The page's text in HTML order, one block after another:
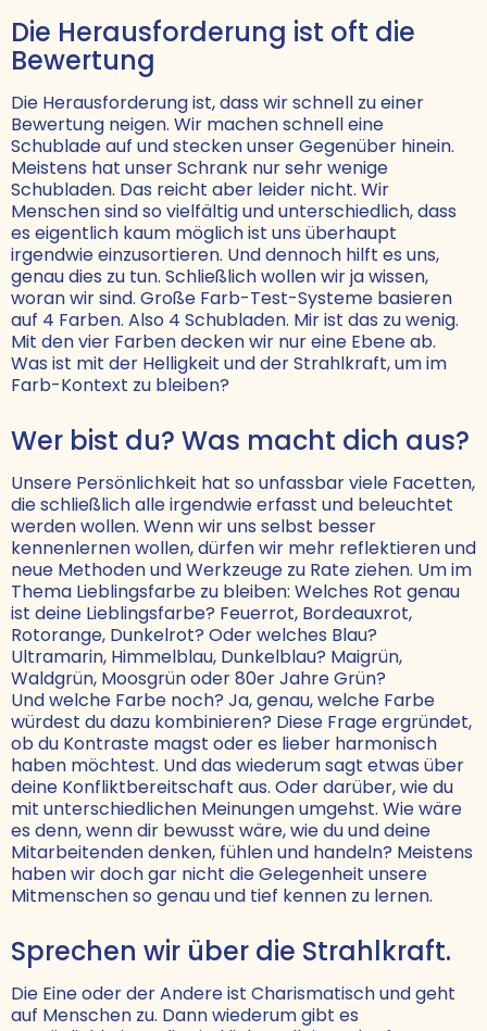
Die Herausforderung ist oft die
Bewertung
Die Herausforderung ist, dass wir schnell zu einer
Bewertung neigen. Wir machen schnell eine
Schublade auf und stecken unser Gegenüber hinein.
Meistens hat unser Schrank nur sehr wenige
Schubladen. Das reicht aber leider nicht. Wir
Menschen sind so vielfältig und unterschiedlich, dass
es eigentlich kaum möglich ist uns überhaupt
irgendwie einzusortieren. Und dennoch hilft es uns,
genau dies zu tun. Schließlich wollen wir ja wissen,
woran wir sind. Große Farb-Test-Systeme basieren
auf 4 Farben. Also 4 Schubladen. Mir ist das zu wenig.
Mit den vier Farben decken wir nur eine Ebene ab.
Was ist mit der Helligkeit und der Strahlkraft, um im
Farb-Kontext zu bleiben?
Wer bist du? Was macht dich aus?
Unsere Persönlichkeit hat so unfassbar viele Facetten,
die schließlich alle irgendwie erfasst und beleuchtet
werden wollen. Wenn wir uns selbst besser
kennenlernen wollen, dürfen wir mehr reflektieren und
neue Methoden und Werkzeuge zu Rate ziehen. Um im
Thema Lieblingsfarbe zu bleiben: Welches Rot genau
ist deine Lieblingsfarbe? Feuerrot, Bordeauxrot,
Rotorange, Dunkelrot? Oder welches Blau?
Ultramarin, Himmelblau, Dunkelblau? Maigrün,
Waldgrün, Moosgrün oder 80er Jahre Grün?
Und welche Farbe noch? Ja, genau, welche Farbe
würdest du dazu kombinieren? Diese Frage ergründet,
ob du Kontraste magst oder es lieber harmonisch
haben möchtest. Und das wiederum sagt etwas über
deine Konfliktbereitschaft aus. Oder darüber, wie du
mit unterschiedlichen Meinungen umgehst. Wie wäre
es denn, wenn dir bewusst wäre, wie du und deine
Mitarbeitenden denken, fühlen und handeln? Meistens
haben wir doch gar nicht die Gelegenheit unsere
Mitmenschen so genau und tief kennen zu lernen.
Sprechen wir über die Strahlkraft.
Die Eine oder der Andere ist Charismatisch und geht
auf Menschen zu. Dann wiederum gibt es